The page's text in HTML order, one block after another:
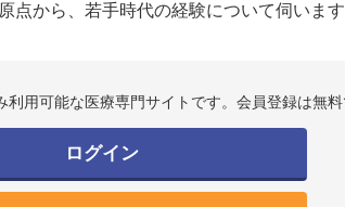
点から、若手時代の経験について伺いま
利用可能な医療専門サイトです。会員登録は無
ログイン